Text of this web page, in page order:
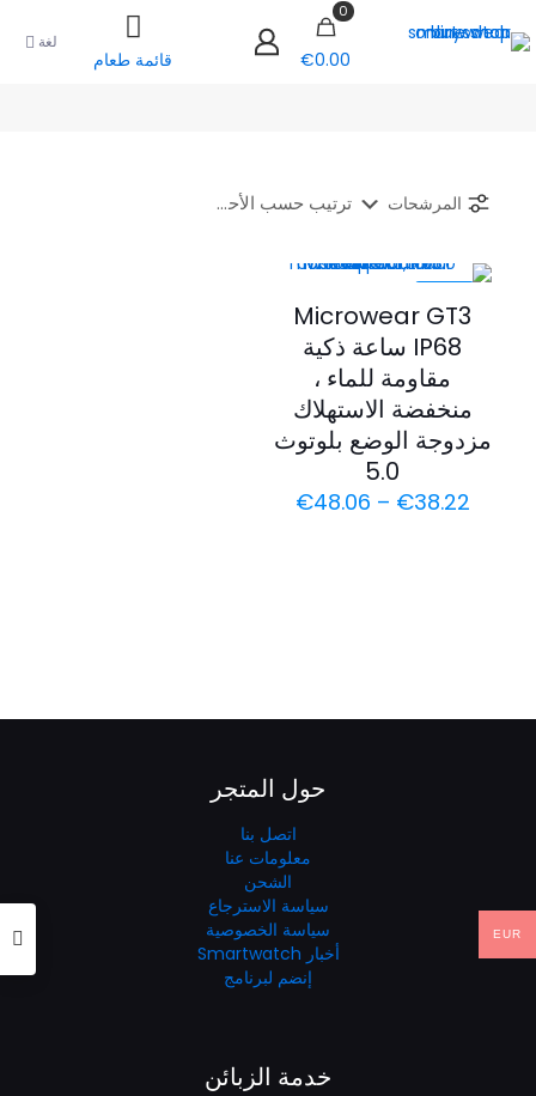
0
€0.00 قائمة طعام
لغة
المرشحات
Microwear GT3
IP68 ساعة ذكية
مقاومة للماء ،
منخفضة الاستهلاك
مزدوجة الوضع بلوتوث
5.0
€38.22
–
€48.06
حول المتجر
اتصل بنا
معلومات عنا
الشحن
سياسة الاسترجاع
سياسة الخصوصية
أخبار Smartwatch
إنضم لبرنامج
خدمة الزبائن
EUR